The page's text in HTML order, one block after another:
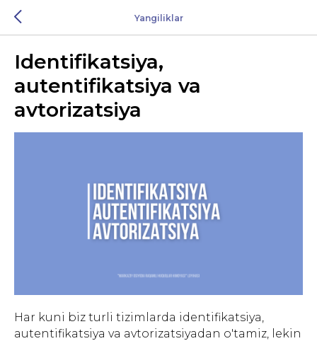
Yangiliklar
Identifikatsiya,
autentifikatsiya va
avtorizatsiya
Har kuni biz turli tizimlarda identifikatsiya,
autentifikatsiya va avtorizatsiyadan o'tamiz, lekin